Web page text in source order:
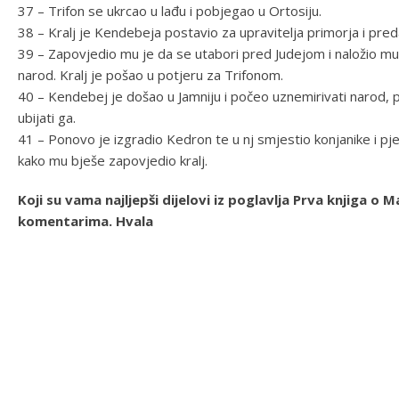
37 – Trifon se ukrcao u lađu i pobjegao u Ortosiju.
38 – Kralj je Kendebeja postavio za upravitelja primorja i
39 – Zapovjedio mu je da se utabori pred Judejom i naložio
narod. Kralj je pošao u potjeru za Trifonom.
40 – Kendebej je došao u Jamniju i počeo uznemirivati
ubijati ga.
41 – Ponovo je izgradio Kedron te u nj smjestio konjanike i
kako mu bješe zapovjedio kralj.
Koji su vama najljepši dijelovi iz poglavlja Prva knjiga o
komentarima. Hvala